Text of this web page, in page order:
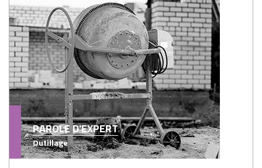
PAROLE D'EXPERT
Outillage